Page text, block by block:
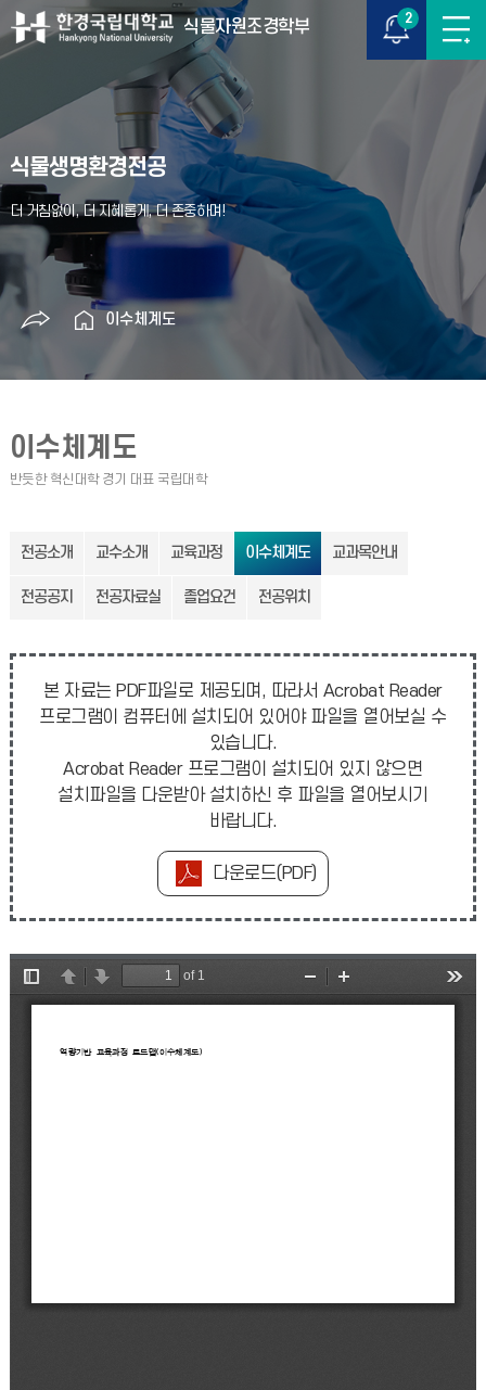
식물자원조경학부 2
식물생명환경전공
이수체계도
이수체계도
전공소개 교수소개 교육과정 이수체계도 교과목안내
전공공지 전공자료실 졸업요건 전공위치
본 자료는 PDF파일로 제공되며, 따라서 Acrobat Reader
프로그램이 컴퓨터에 설치되어 있어야 파일을 열어보실 수
있습니다.
Acrobat Reader 프로그램이 설치되어 있지 않으면
설치파일을 다운받아 설치하신 후 파일을 열어보시기
바랍니다.
다운로드(PDF)